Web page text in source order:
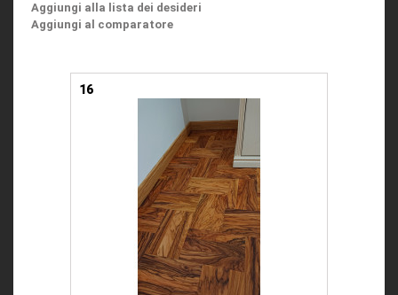
Aggiungi alla lista dei desideri
Aggiungi al comparatore
16